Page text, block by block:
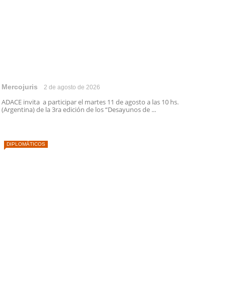
Mercojuris 2 de agosto de 2026
ADACE invita a participar el martes 11 de agosto a las 10 hs.
(Argentina) de la 3ra edición de los “Desayunos de ...
DIPLOMÁTICOS